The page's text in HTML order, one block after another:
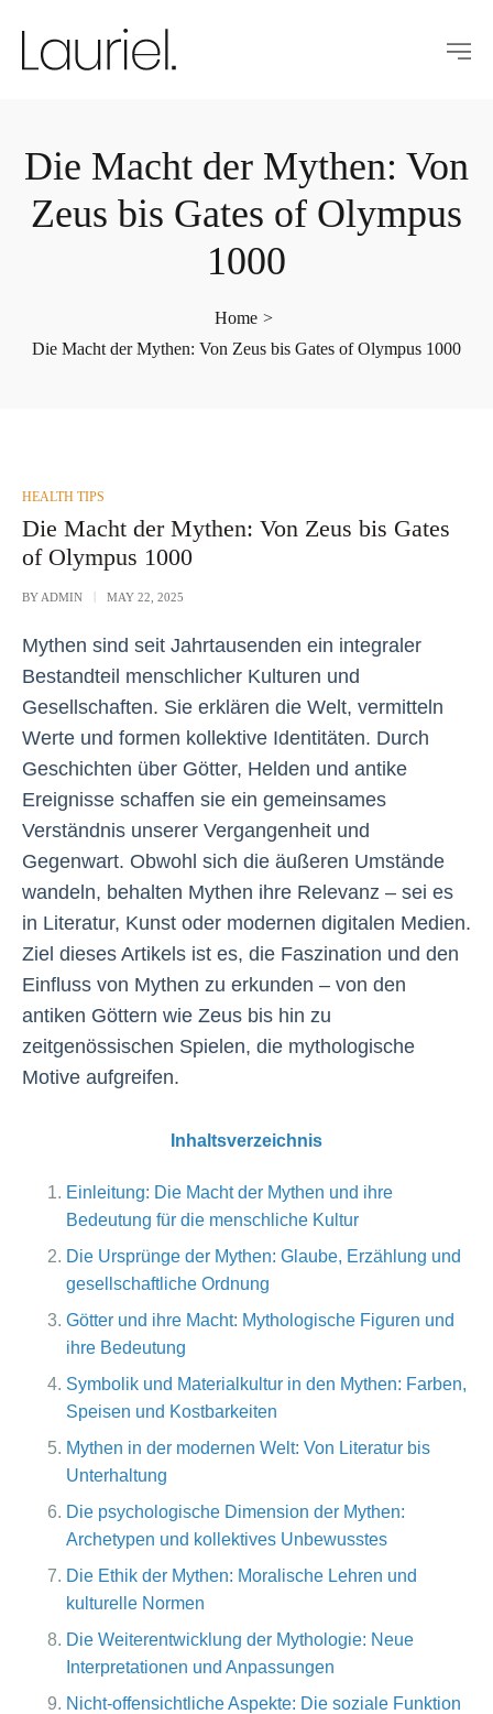
Die Macht der Mythen: Von
Zeus bis Gates of Olympus
1000
Home >
Die Macht der Mythen: Von Zeus bis Gates of Olympus 1000
POSTED
IN
HEALTH TIPS
Die Macht der Mythen: Von Zeus bis Gates
of Olympus 1000
BY ADMIN MAY 22, 2025
Mythen sind seit Jahrtausenden ein integraler
Bestandteil menschlicher Kulturen und
Gesellschaften. Sie erklären die Welt, vermitteln
Werte und formen kollektive Identitäten. Durch
Geschichten über Götter, Helden und antike
Ereignisse schaffen sie ein gemeinsames
Verständnis unserer Vergangenheit und
Gegenwart. Obwohl sich die äußeren Umstände
wandeln, behalten Mythen ihre Relevanz – sei es
in Literatur, Kunst oder modernen digitalen Medien.
Ziel dieses Artikels ist es, die Faszination und den
Einfluss von Mythen zu erkunden – von den
antiken Göttern wie Zeus bis hin zu
zeitgenössischen Spielen, die mythologische
Motive aufgreifen.
Inhaltsverzeichnis
Einleitung: Die Macht der Mythen und ihre
Bedeutung für die menschliche Kultur
Die Ursprünge der Mythen: Glaube, Erzählung und
gesellschaftliche Ordnung
Götter und ihre Macht: Mythologische Figuren und
ihre Bedeutung
Symbolik und Materialkultur in den Mythen: Farben,
Speisen und Kostbarkeiten
Mythen in der modernen Welt: Von Literatur bis
Unterhaltung
Die psychologische Dimension der Mythen:
Archetypen und kollektives Unbewusstes
Die Ethik der Mythen: Moralische Lehren und
kulturelle Normen
Die Weiterentwicklung der Mythologie: Neue
Interpretationen und Anpassungen
Nicht-offensichtliche Aspekte: Die soziale Funktion